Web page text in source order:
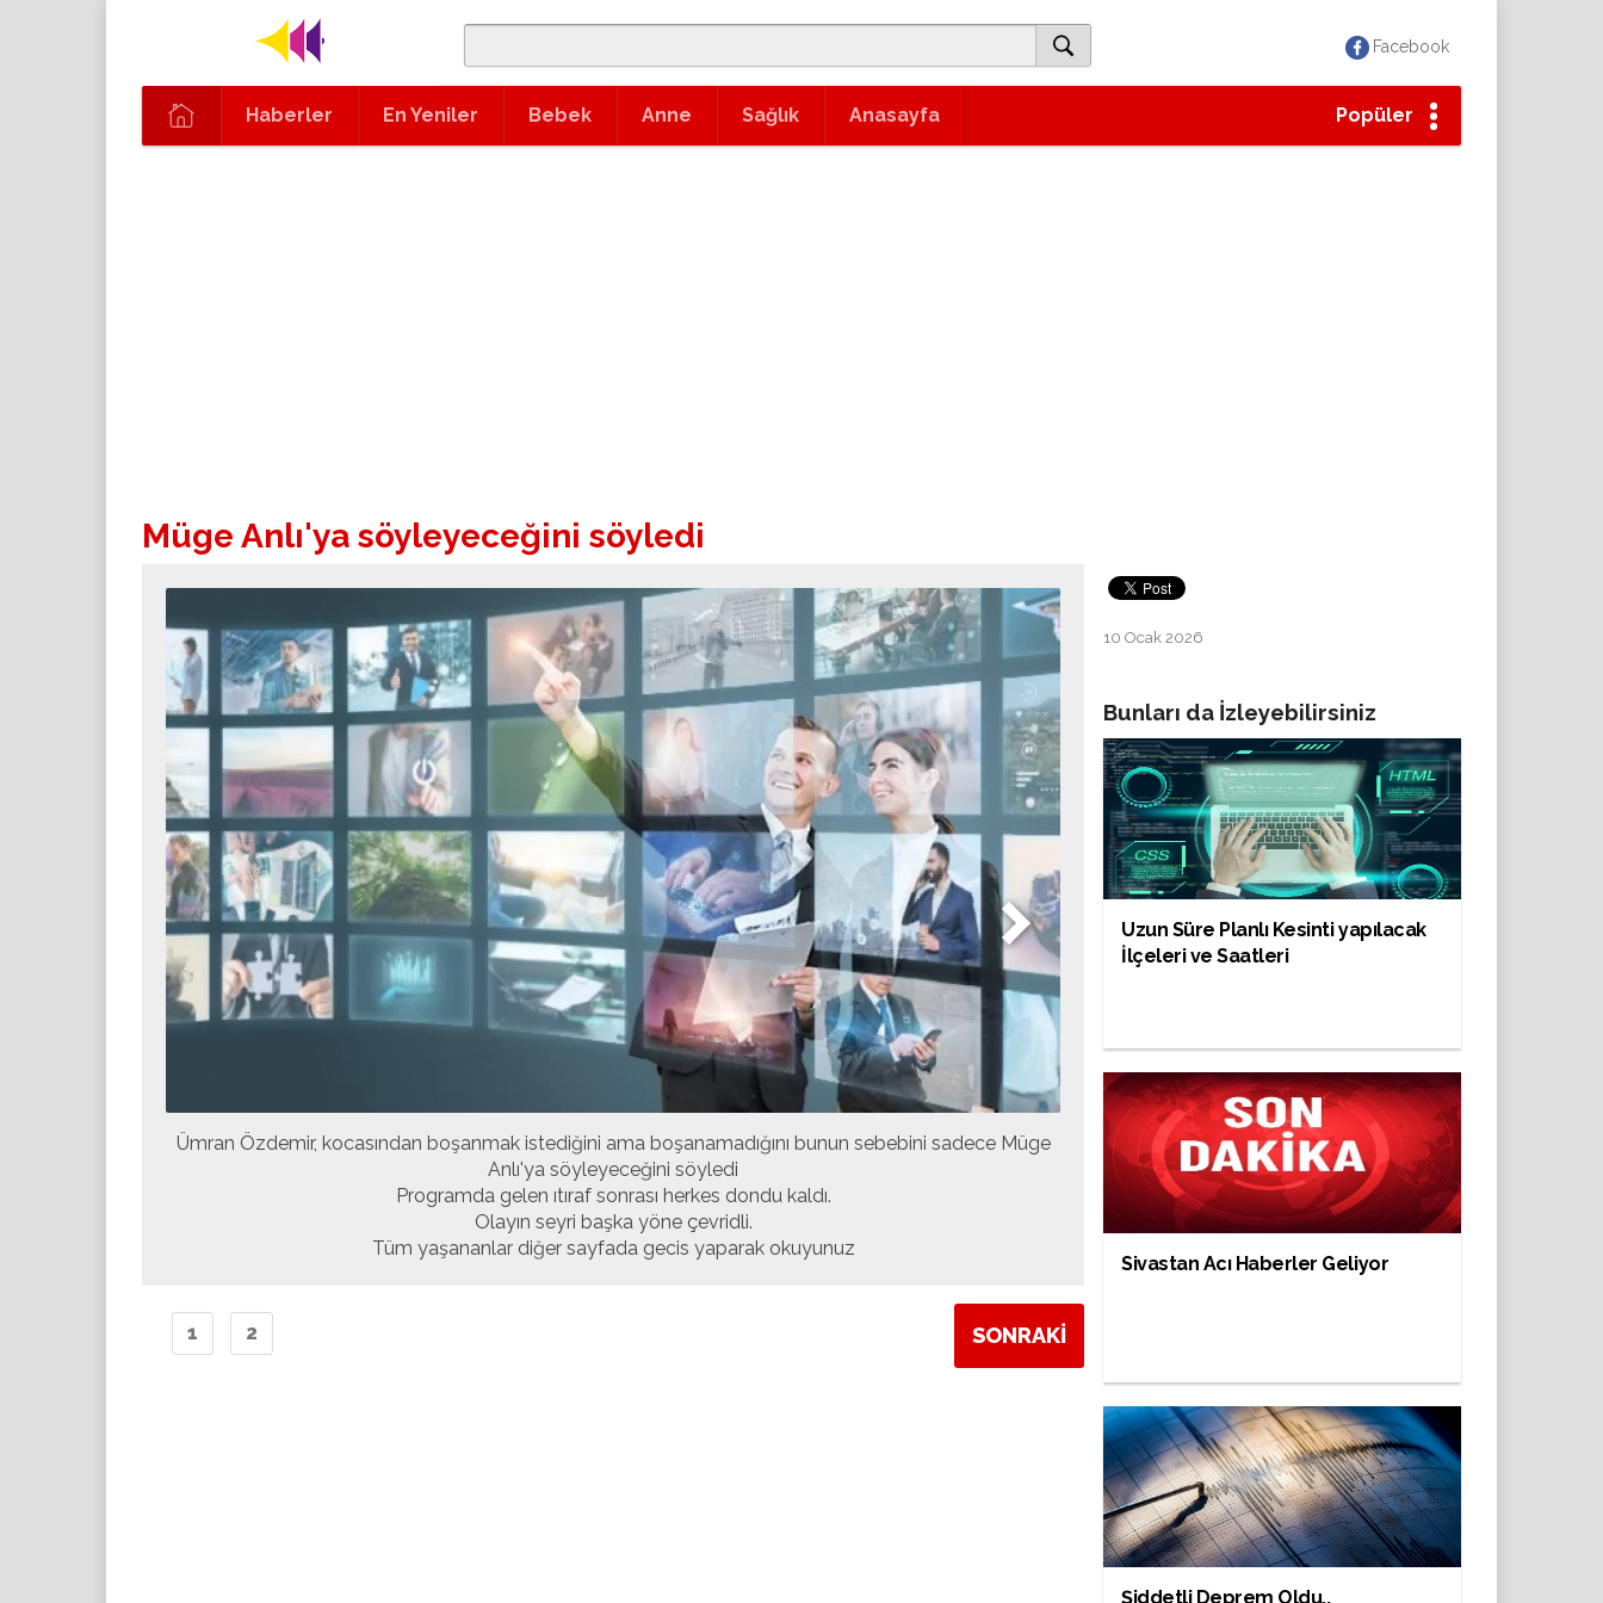
Facebook
Haberler En Yeniler Bebek Anne Sağlık Anasayfa Popüler
Müge Anlı'ya söyleyeceğini söyledi
Ümran Özdemir, kocasından boşanmak istediğini ama boşanamadığını bunun sebebini sadece Müge
Anlı'ya söyleyeceğini söyledi
Programda gelen ıtıraf sonrası herkes dondu kaldı.
Olayın seyri başka yöne çevridli.
Tüm yaşananlar diğer sayfada gecis yaparak okuyunuz
1 2 SONRAKİ
10 Ocak 2026
Bunları da İzleyebilirsiniz
Uzun Süre Planlı Kesinti yapılacak
İlçeleri ve Saatleri
Sivastan Acı Haberler Geliyor
Şiddetli Deprem Oldu..